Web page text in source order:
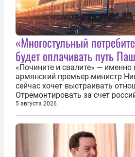
«Многостульный
будет оплачивать путь
«Почините и свалите» —
армянский премьер-министр
сейчас хочет выстраивать
Отремонтировать за счет
железнодорожную
прохождения TRIPP (коридора,
связать Азербайджан и Турцию
5 августа 2026